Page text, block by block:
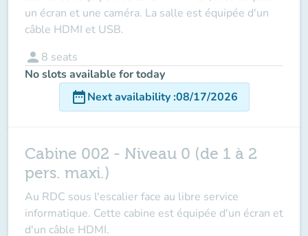
un écran et une caméra. La salle est équipée d'un
câble HDMI et USB.
person 8 seats
No slots available for today
date_rangeNext availability:08/17/2026
Cabine 002 - Niveau 0 (de 1 à 2
pers. maxi.)
Au RDC sous l'escalier face au libre service
informatique. Cette cabine est équipée d'un écran et
d'un câble HDMI.